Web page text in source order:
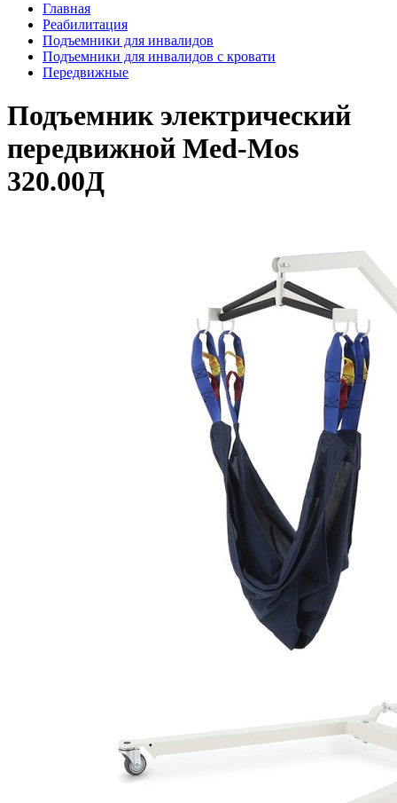
Главная
Реабилитация
Подъемники для инвалидов
Подъемники для инвалидов с кровати
Передвижные
Подъемник электрический
передвижной Med-Mos
320.00Д